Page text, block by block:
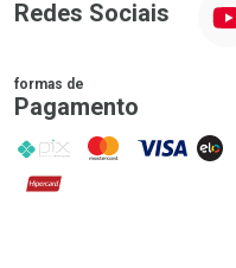
Redes Sociais
formas de
Pagamento
PIX MasterCard
VISA ELO
Hipercard